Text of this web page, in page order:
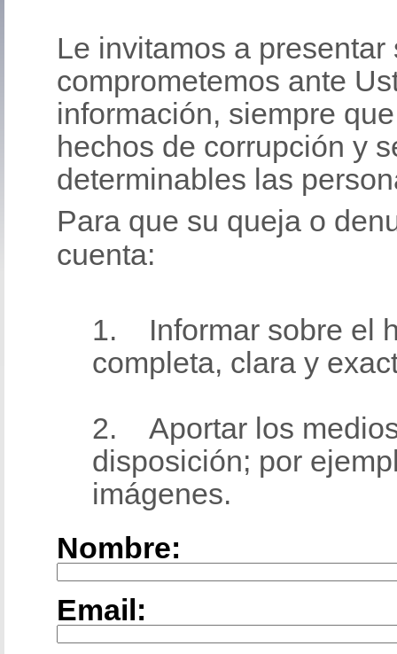
Le invitamos a
comprometemos ante
información, siempre
hechos de corrupción y
determinables las
Para que su queja o
cuenta:
1. Informar sobre el
completa, clara y
2. Aportar los
disposición; por
imágenes.
Nombre:
Email: